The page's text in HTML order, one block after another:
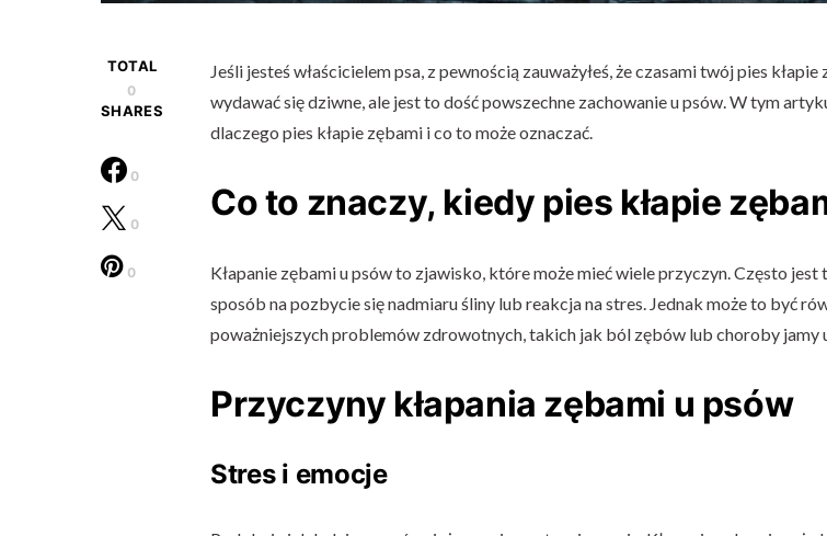
TOTAL
0
SHARES
0
0
0
Jeśli jesteś właścicielem psa, z pewnością zauważyłeś, że czasami twój pies
wydawać się dziwne, ale jest to dość powszechne zachowanie u psów. W tym
dlaczego pies kłapie zębami i co to może oznaczać.
Co to znaczy, kiedy pies kłapie
Kłapanie zębami u psów to zjawisko, które może mieć wiele przyczyn. Często jest
sposób na pozbycie się nadmiaru śliny lub reakcja na stres. Jednak może to być
poważniejszych problemów zdrowotnych, takich jak ból zębów lub choroby jamy
Przyczyny kłapania zębami u psów
Stres i emocje